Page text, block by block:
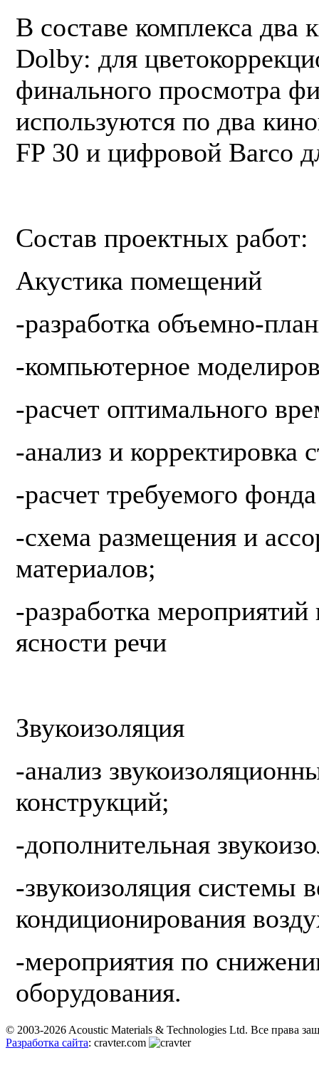
В составе комплекса два
Dolby: для
финального просмотра
используются по два
FP 30 и цифровой Barco
Состав проектных работ:
Акустика помещений
-разработка объемно-
-компьютерное
-расчет оптимального
-анализ и корректировка
-расчет требуемого
-схема размещения и
материалов;
-разработка
ясности речи
Звукоизоляция
-анализ
конструкций;
-дополнительная
-звукоизоляция системы
кондиционирования
-мероприятия по
оборудования.
© 2003-2026 Acoustic Materials & Technologies Ltd. Все права
Разработка сайта: cravter.com